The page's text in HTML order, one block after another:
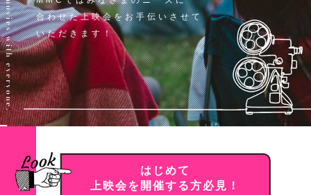
合わせた上映会をお手伝いさせて
いただきます！
はじめて
上映会を開催する方必見！